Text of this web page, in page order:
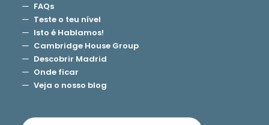
FAQs
Teste o teu nível
Isto é Hablamos!
Cambridge House Group
Descobrir Madrid
Onde ficar
Veja o nosso blog